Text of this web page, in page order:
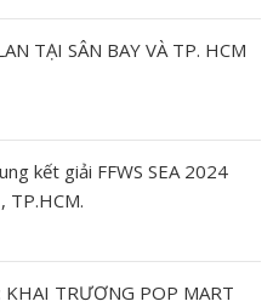
TẠI SÂN BAY VÀ TP. HCM
kết giải FFWS SEA 2024
TP.HCM.
TRƯƠNG POP MART